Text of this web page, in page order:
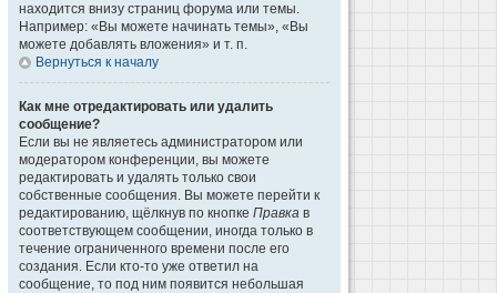
находится внизу страниц форума или темы.
Например: «Вы можете начинать темы», «Вы
можете добавлять вложения» и т. п.
Вернуться к началу
Как мне отредактировать или удалить
сообщение?
Если вы не являетесь администратором или
модератором конференции, вы можете
редактировать и удалять только свои
собственные сообщения. Вы можете перейти к
редактированию, щёлкнув по кнопке Правка в
соответствующем сообщении, иногда только в
течение ограниченного времени после его
создания. Если кто-то уже ответил на
сообщение, то под ним появится небольшая